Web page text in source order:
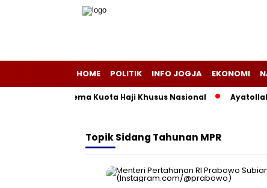
HOME POLITIK INFO JOGJA EKONOMI
di Balik Skema Kuota Haji Khusus Nasional Ayatollah
TopikSidang Tahunan MPR